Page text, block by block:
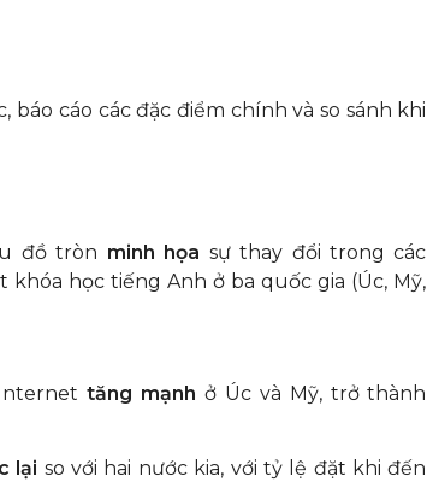
cáo các đặc điểm chính và so sánh khi
đồ tròn minh họa sự thay đổi trong các
học tiếng Anh ở ba quốc gia (Úc, Mỹ,
tăng mạnh ở Úc và Mỹ, trở thành
lại so với hai nước kia, với tỷ lệ đặt khi đến